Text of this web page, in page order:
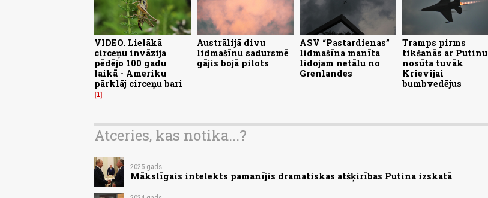
VIDEO. Lielākā
circeņu invāzija
pēdējo 100 gadu
laikā - Ameriku
pārklāj circeņu bari
1
Austrālijā divu
lidmašīnu sadursmē
gājis bojā pilots
ASV “Pastardienas”
lidmašīna manīta
lidojam netālu no
Grenlandes
Tramps pirms
tikšanās ar Putinu
nosūta tuvāk
Krievijai
bumbvedējus
Atceries, kas notika...?
2025.gads
Mākslīgais intelekts pamanījis dramatiskas atšķirības Putina izskatā